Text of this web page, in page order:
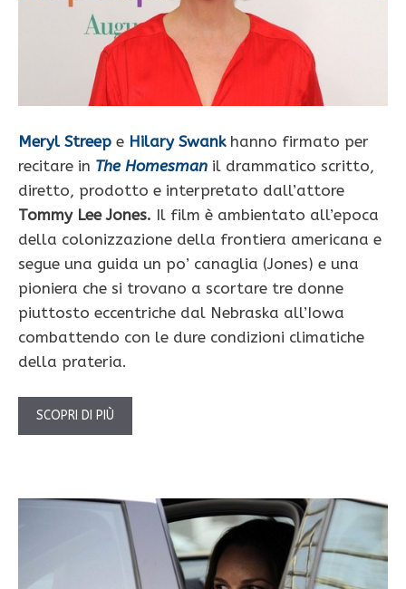
Meryl Streep e Hilary Swankhanno firmato per
recitare in The Homesman il drammatico scritto,
diretto, prodotto e interpretato dall’attore
Tommy Lee Jones. Il film è ambientato all’epoca
della colonizzazione della frontiera americana e
segue una guida un po’ canaglia (Jones) e una
pioniera che si trovano a scortare tre donne
piuttosto eccentriche dal Nebraska all’Iowa
combattendo con le dure condizioni climatiche
della prateria.
SCOPRI DI PIÙ